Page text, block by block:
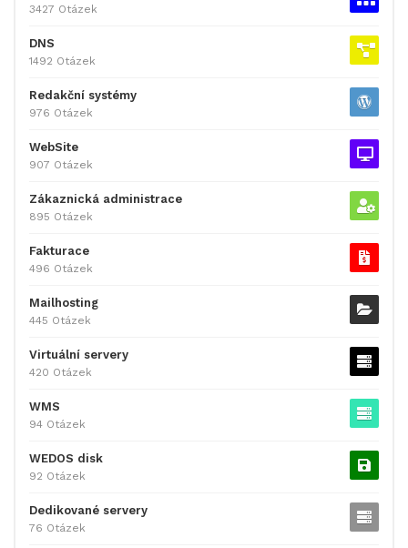
3427 Otázek
DNS
1492 Otázek
Redakční systémy
976 Otázek
WebSite
907 Otázek
Zákaznická administrace
895 Otázek
Fakturace
496 Otázek
Mailhosting
445 Otázek
Virtuální servery
420 Otázek
WMS
94 Otázek
WEDOS disk
92 Otázek
Dedikované servery
76 Otázek